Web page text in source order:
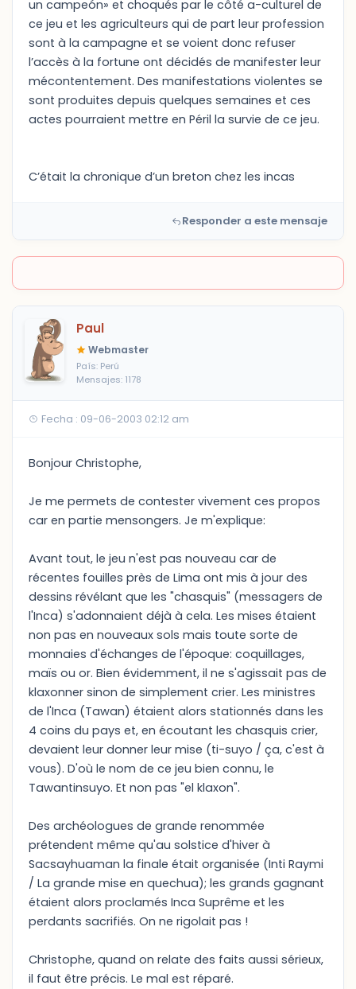
un campeón» et choqués par le côté a-culturel de
ce jeu et les agriculteurs qui de part leur profession
sont à la campagne et se voient donc refuser
l’accès à la fortune ont décidés de manifester leur
mécontentement. Des manifestations violentes se
sont produites depuis quelques semaines et ces
actes pourraient mettre en Péril la survie de ce jeu.
C’était la chronique d’un breton chez les incas
Responder a este mensaje
Paul
Webmaster
País: Perú
Mensajes: 1178
Fecha : 09-06-2003 02:12 am
Bonjour Christophe,
Je me permets de contester vivement ces propos
car en partie mensongers. Je m'explique:
Avant tout, le jeu n'est pas nouveau car de
récentes fouilles près de Lima ont mis à jour des
dessins révélant que les "chasquis" (messagers de
l'Inca) s'adonnaient déjà à cela. Les mises étaient
non pas en nouveaux sols mais toute sorte de
monnaies d'échanges de l'époque: coquillages,
maïs ou or. Bien évidemment, il ne s'agissait pas de
klaxonner sinon de simplement crier. Les ministres
de l'Inca (Tawan) étaient alors stationnés dans les
4 coins du pays et, en écoutant les chasquis crier,
devaient leur donner leur mise (ti-suyo / ça, c'est à
vous). D'où le nom de ce jeu bien connu, le
Tawantinsuyo. Et non pas "el klaxon".
Des archéologues de grande renommée
prétendent même qu'au solstice d'hiver à
Sacsayhuaman la finale était organisée (Inti Raymi
/ La grande mise en quechua); les grands gagnant
étaient alors proclamés Inca Suprême et les
perdants sacrifiés. On ne rigolait pas !
Christophe, quand on relate des faits aussi sérieux,
il faut être précis. Le mal est réparé.